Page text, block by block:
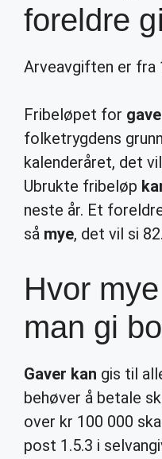
foreldre
Arveavgiften er fra
Fribeløpet for
folketrygdens
kalenderåret, det
Ubrukte fribeløp
neste år. Et
så mye, det vil si
Hvor
man gi
Gaver kan gis til
behøver å betale
over kr 100 000
post 1.5.3 i